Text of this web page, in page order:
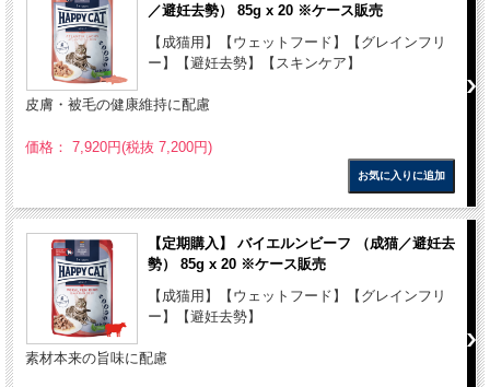
／避妊去勢） 85g x 20 ※ケース販売
【成猫用】【ウェットフード】【グレインフリ
ー】【避妊去勢】【スキンケア】
皮膚・被毛の健康維持に配慮
価格： 7,920円(税抜 7,200円)
【定期購入】 バイエルンビーフ （成猫／避妊去
勢） 85g x 20 ※ケース販売
【成猫用】【ウェットフード】【グレインフリ
ー】【避妊去勢】
素材本来の旨味に配慮